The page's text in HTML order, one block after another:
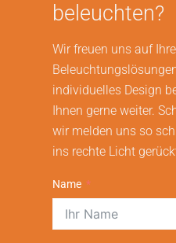
beleuchten?
Wir freuen uns auf
individuelles Design
Ihnen gerne weiter.
wir melden uns so
ins rechte Licht
Name